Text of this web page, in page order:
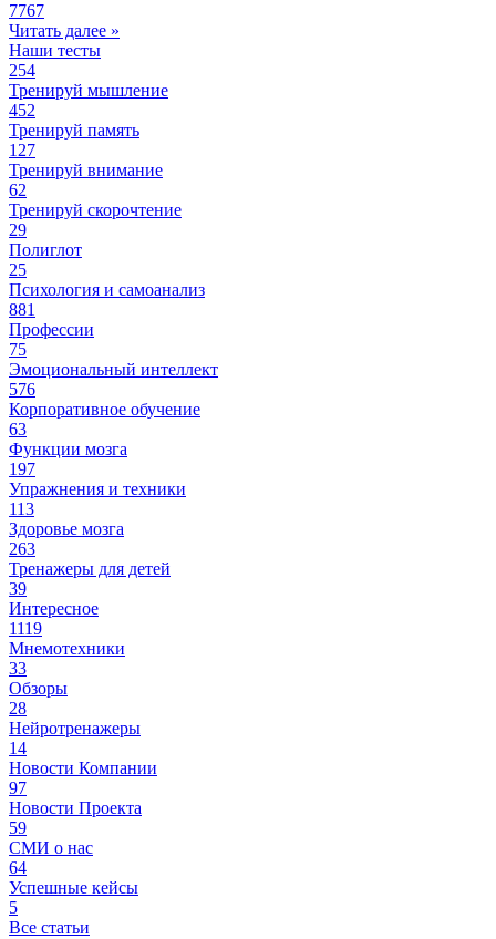
7767
Читать далее »
Наши тесты
254
Тренируй мышление
452
Тренируй память
127
Тренируй внимание
62
Тренируй скорочтение
29
Полиглот
25
Психология и самоанализ
881
Профессии
75
Эмоциональный интеллект
576
Корпоративное обучение
63
Функции мозга
197
Упражнения и техники
113
Здоровье мозга
263
Тренажеры для детей
39
Интересное
1119
Мнемотехники
33
Обзоры
28
Нейротренажеры
14
Новости Компании
97
Новости Проекта
59
СМИ о нас
64
Успешные кейсы
5
Все статьи